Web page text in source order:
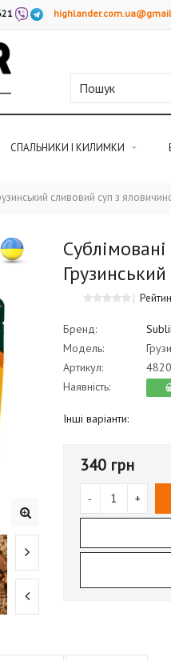
СПАЛЬНИКИ І КИЛИМКИ
сливовий суп з
Бренд:
Модель:
Артикул:
Наявність:
Інші варіанти:
340 грн
- +